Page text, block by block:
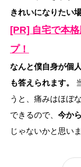
きれいになりたい
[PR] 自宅で本
プ！
なんと僕自身が個
も答えられます。
うと、痛みはほぼ
できるので、 今か
じゃないかと思いま